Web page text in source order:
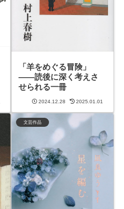
「羊をめぐる冒険」
――読後に深く考えさ
せられる一冊
2024.12.28 2025.01.01
文芸作品